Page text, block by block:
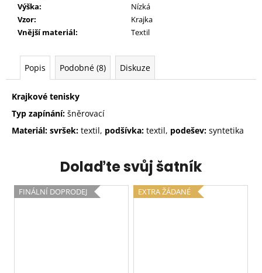
Výška:
Nízká
Vzor:
Krajka
Vnější materiál:
Textil
Popis Podobné (8) Diskuze
Krajkové tenisky
Typ zapínání: šněrovací
Materiál: svršek: textil, podšívka: textil, podešev: syntetika
Dolaďte svůj šatník
FINÁLNÍ DOPRODEJ EXTRA ŽÁDANÉ